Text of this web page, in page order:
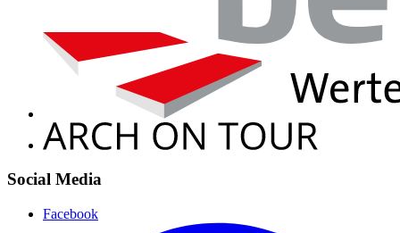
Social Media
Facebook